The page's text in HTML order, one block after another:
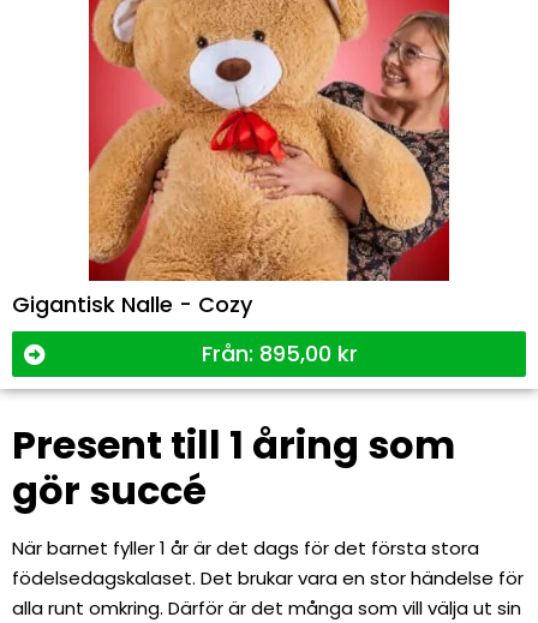
Gigantisk Nalle - Cozy
Från: 895,00 kr
Present till 1 åring som
gör succé
När barnet fyller 1 år är det dags för det första stora
födelsedagskalaset. Det brukar vara en stor händelse för
alla runt omkring. Därför är det många som vill välja ut sin